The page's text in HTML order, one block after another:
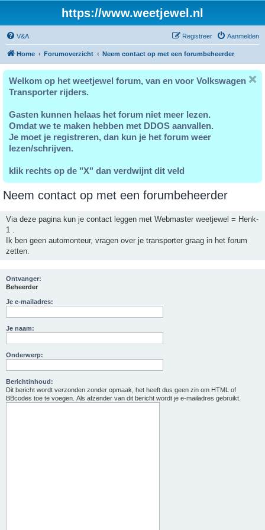
https://www.weetjewel.nl
V&A Aanmelden
Registreer
Home Forumoverzicht Neem contact op met een forumbeheerder
Welkom op het weetjewel forum, van en voor Volkswagen
Transporter rijders.
Gasten kunnen helaas het forum niet meer lezen.
Omdat we te maken hebben met DDOS aanvallen.
Je moet je registreren, dan kun je het forum weer
lezen/schrijven.
klik rechts op de "X" dan verdwijnt dit veld
Neem contact op met een forumbeheerder
Via deze pagina kun je contact leggen met Webmaster weetjewel = Henk-
1 .
Ik ben geen automonteur, vragen over je transporter graag in het forum
zetten.
Ontvanger:
Beheerder
Je e-mailadres:
Je naam:
Onderwerp:
Berichtinhoud:
Dit bericht wordt verzonden zonder opmaak, het heeft dus geen zin om HTML of
BBcodes toe te voegen. Als afzender van dit bericht wordt je e-mailadres gebruikt.